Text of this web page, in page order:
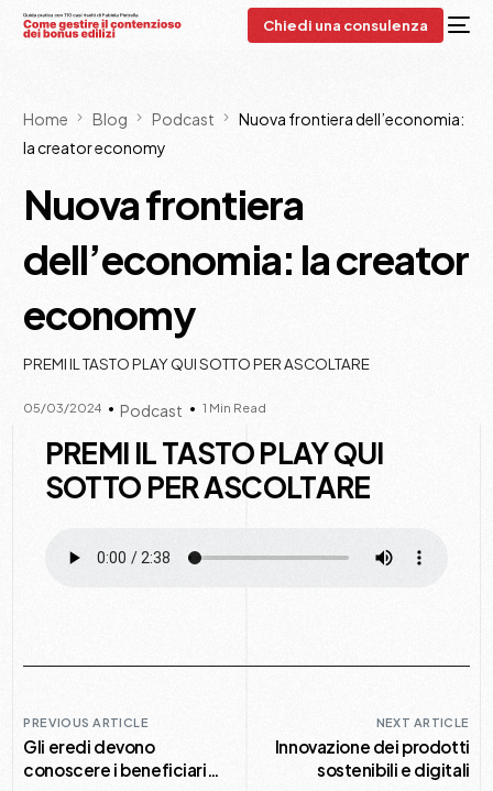
Chiedi una consulenza
Home Blog Podcast
Nuova frontiera dell’economia:
la creator economy
Nuova frontiera
dell’economia: la creator
economy
PREMI IL TASTO PLAY QUI SOTTO PER ASCOLTARE
05/03/2024 Podcast 1 Min Read
PREMI IL TASTO PLAY QUI
SOTTO PER ASCOLTARE
PREVIOUS ARTICLE
Gli eredi devono
conoscere i beneficiari
NEXT ARTICLE
Innovazione dei prodotti
sostenibili e digitali